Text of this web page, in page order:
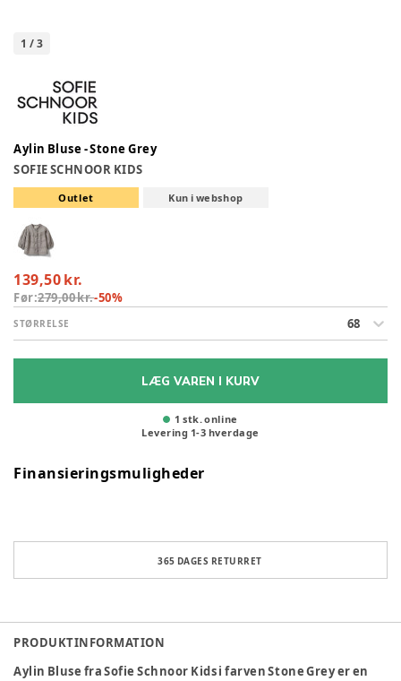
1 /3
Aylin Bluse - Stone Grey
SOFIE SCHNOOR KIDS
Outlet Kun i webshop
139,50 kr.
Før:279,00 kr.-50%
STØRRELSE 68
LÆG VAREN I KURV
1 stk. online
Levering 1-3 hverdage
Finansieringsmuligheder
365 DAGES RETURRET
PRODUKTINFORMATION
Aylin Bluse fra Sofie Schnoor Kids i farven Stone Grey er en